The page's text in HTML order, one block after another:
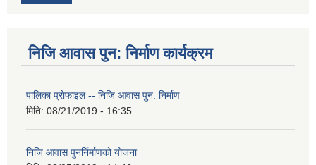
निजि आवास पुन: निर्माण कार्यक्रम
पालिका प्राेफाइल -- निजि आवास पुन: निर्माण
मिति: 08/21/2019 - 16:35
निजि आवास पुनर्निर्माणको योजना